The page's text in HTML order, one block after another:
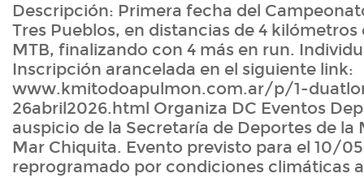
Descripción: Primera fecha del
Tres Pueblos, en distancias de 4
MTB, finalizando con 4 más en run.
Inscripción arancelada en el siguiente link:
www.kmitodoapulmon.com.ar/p/1-
26abril2026.html Organiza DC Eventos
auspicio de la Secretaría de Deportes de la
Mar Chiquita. Evento previsto para el 10/
reprogramado por condiciones climáticas